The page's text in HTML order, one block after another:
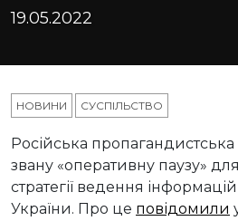
19.05.2022
НОВИНИ СУСПІЛЬСТВО
Російська
звану «оперативну паузу»
стратегії ведення
України. Про це повідомили